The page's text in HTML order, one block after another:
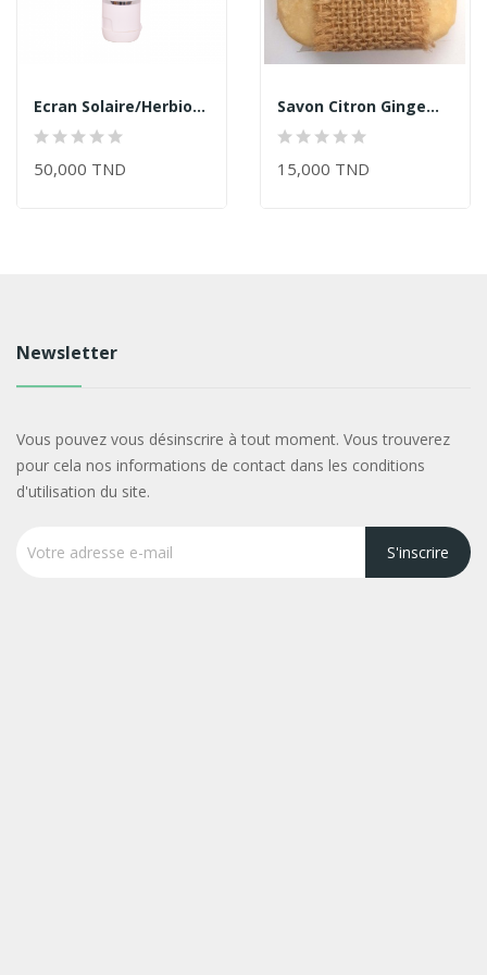
Ecran Solaire/Herbioart
50,000 TND
Savon Citron Gingembre/Herbioart
15,000 TND
Newsletter
Vous pouvez vous désinscrire à tout moment. Vous trouverez
pour cela nos informations de contact dans les conditions
d'utilisation du site.